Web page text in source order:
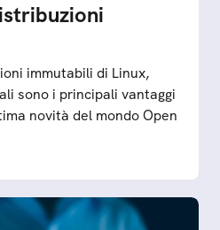
immutabili di Linux,
sono i principali vantaggi
novità del mondo Open